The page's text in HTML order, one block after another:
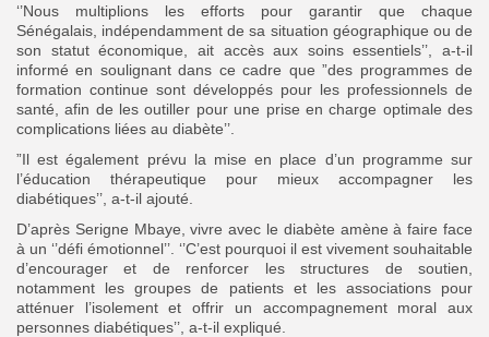
‘’Nous multiplions les efforts pour garantir que chaque
Sénégalais, indépendamment de sa situation géographique ou de
son statut économique, ait accès aux soins essentiels’’, a-t-il
informé en soulignant dans ce cadre que ”des programmes de
formation continue sont développés pour les professionnels de
santé, afin de les outiller pour une prise en charge optimale des
complications liées au diabète’’.
”Il est également prévu la mise en place d’un programme sur
l’éducation thérapeutique pour mieux accompagner les
diabétiques’’, a-t-il ajouté.
D’après Serigne Mbaye, vivre avec le diabète amène à faire face
à un ‘’défi émotionnel’’. ‘’C’est pourquoi il est vivement souhaitable
d’encourager et de renforcer les structures de soutien,
notamment les groupes de patients et les associations pour
atténuer l’isolement et offrir un accompagnement moral aux
personnes diabétiques’’, a-t-il expliqué.